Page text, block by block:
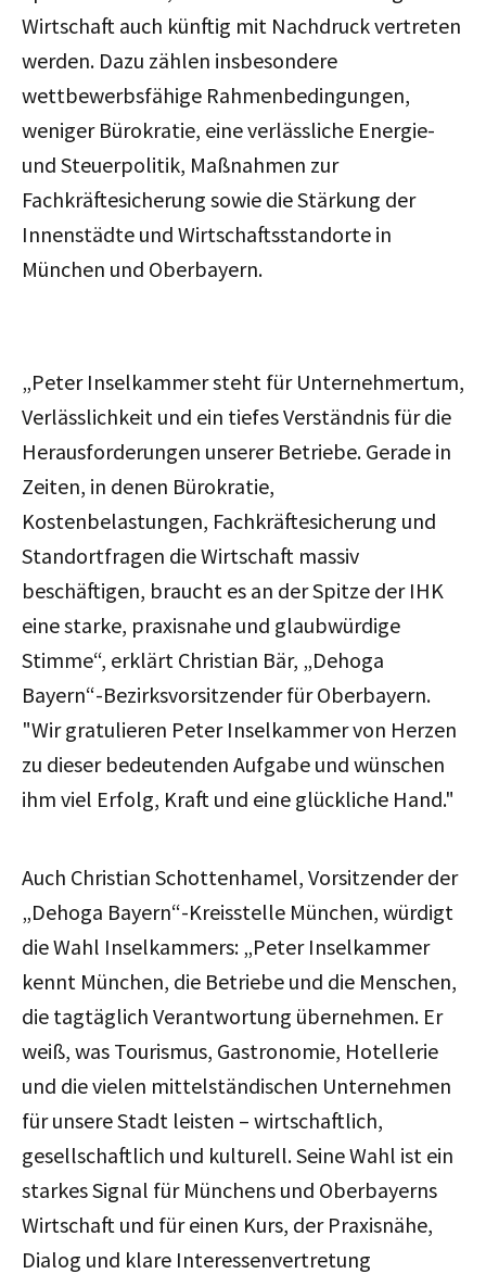
Wirtschaft auch künftig mit Nachdruck vertreten
werden. Dazu zählen insbesondere
wettbewerbsfähige Rahmenbedingungen,
weniger Bürokratie, eine verlässliche Energie-
und Steuerpolitik, Maßnahmen zur
Fachkräftesicherung sowie die Stärkung der
Innenstädte und Wirtschaftsstandorte in
München und Oberbayern.
„Peter Inselkammer steht für Unternehmertum,
Verlässlichkeit und ein tiefes Verständnis für die
Herausforderungen unserer Betriebe. Gerade in
Zeiten, in denen Bürokratie,
Kostenbelastungen, Fachkräftesicherung und
Standortfragen die Wirtschaft massiv
beschäftigen, braucht es an der Spitze der IHK
eine starke, praxisnahe und glaubwürdige
Stimme“, erklärt Christian Bär, „Dehoga
Bayern“-Bezirksvorsitzender für Oberbayern.
"Wir gratulieren Peter Inselkammer von Herzen
zu dieser bedeutenden Aufgabe und wünschen
ihm viel Erfolg, Kraft und eine glückliche Hand."
Auch Christian Schottenhamel, Vorsitzender der
„Dehoga Bayern“-Kreisstelle München, würdigt
die Wahl Inselkammers: „Peter Inselkammer
kennt München, die Betriebe und die Menschen,
die tagtäglich Verantwortung übernehmen. Er
weiß, was Tourismus, Gastronomie, Hotellerie
und die vielen mittelständischen Unternehmen
für unsere Stadt leisten – wirtschaftlich,
gesellschaftlich und kulturell. Seine Wahl ist ein
starkes Signal für Münchens und Oberbayerns
Wirtschaft und für einen Kurs, der Praxisnähe,
Dialog und klare Interessenvertretung